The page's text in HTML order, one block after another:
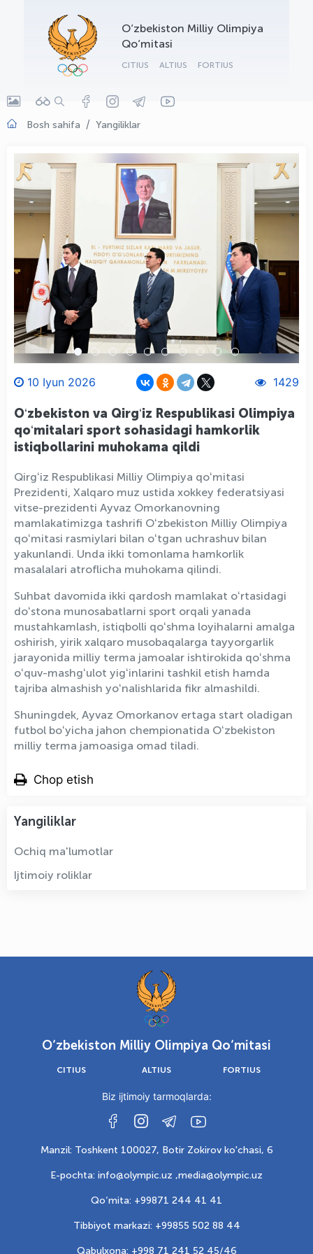
O‘zbekiston Milliy Olimpiya
Qo‘mitasi
CITIUS ALTIUS FORTIUS
Bosh sahifa Yangiliklar
10 Iyun 2026 1429
Oʻzbekiston va Qirgʻiz Respublikasi Olimpiya
qoʻmitalari sport sohasidagi hamkorlik
istiqbollarini muhokama qildi
Qirgʻiz Respublikasi Milliy Olimpiya qoʻmitasi
Prezidenti, Xalqaro muz ustida xokkey federatsiyasi
vitse-prezidenti Ayvaz Omorkanovning
mamlakatimizga tashrifi Oʻzbekiston Milliy Olimpiya
qoʻmitasi rasmiylari bilan oʻtgan uchrashuv bilan
yakunlandi. Unda ikki tomonlama hamkorlik
masalalari atroflicha muhokama qilindi.
Suhbat davomida ikki qardosh mamlakat oʻrtasidagi
doʻstona munosabatlarni sport orqali yanada
mustahkamlash, istiqbolli qoʻshma loyihalarni amalga
oshirish, yirik xalqaro musobaqalarga tayyorgarlik
jarayonida milliy terma jamoalar ishtirokida qoʻshma
oʻquv-mashgʻulot yigʻinlarini tashkil etish hamda
tajriba almashish yoʻnalishlarida fikr almashildi.
Shuningdek, Ayvaz Omorkanov ertaga start oladigan
futbol boʻyicha jahon chempionatida Oʻzbekiston
milliy terma jamoasiga omad tiladi.
Chop etish
Yangiliklar
Ochiq ma'lumotlar
Ijtimoiy roliklar
O‘zbekiston Milliy Olimpiya Qo‘mitasi
CITIUS ALTIUS FORTIUS
Biz ijtimoiy tarmoqlarda:
Manzil: Toshkent 100027, Botir Zokirov ko'chasi, 6
E-pochta: info@olympic.uz ,media@olympic.uz
Qo‘mita: +99871 244 41 41
Tibbiyot markazi: +99855 502 88 44
Qabulxona: +998 71 241 52 45/46
OLYMPCHIK AI - yordamchi
Onlayn · olympic.uz